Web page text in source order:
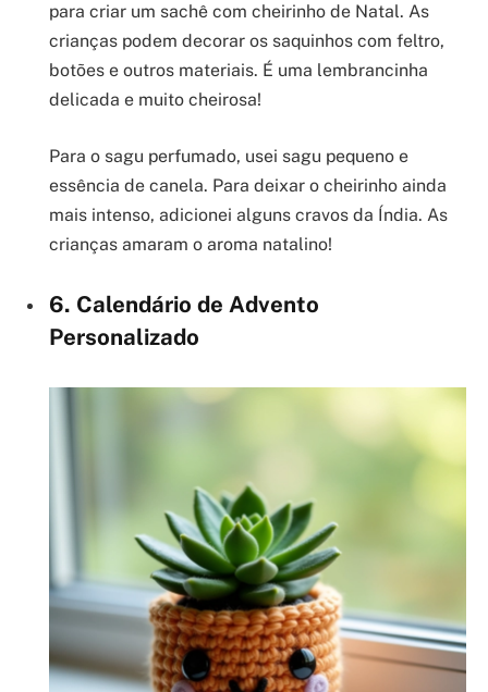
para criar um sachê com cheirinho de Natal. As
crianças podem decorar os saquinhos com feltro,
botões e outros materiais. É uma lembrancinha
delicada e muito cheirosa!
Para o sagu perfumado, usei sagu pequeno e
essência de canela. Para deixar o cheirinho ainda
mais intenso, adicionei alguns cravos da Índia. As
crianças amaram o aroma natalino!
6. Calendário de Advento
Personalizado